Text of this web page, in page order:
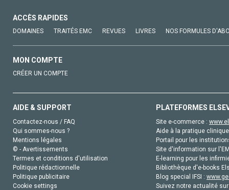
ACCÈS RAPIDES
DOMAINES TRAITÉS EMC REVUES LIVRES NOS FORMULES
MON COMPTE
CRÉER UN COMPTE
AIDE & SUPPORT
Contactez-nous / FAQ
Qui sommes-nous ?
Mentions légales
© - Avertissements
Termes et conditions d'utilisation
Politique rédactionnelle
Politique publicitaire
Cookie settings
PLATEFORMES
Site e-commerce :
Aide à la pratique
Portail pour les
Site d'information sur
E-learning pour les
Bibliothèque d'e-books
Blog special IFSI :
Suivez notre actualité